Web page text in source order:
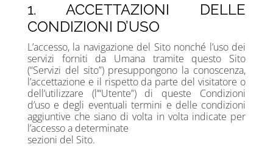
1. ACCETTAZIONI DELLE
CONDIZIONI D’USO
L’accesso, la navigazione del Sito nonché l’uso dei
servizi forniti da Umana tramite questo Sito
(“Servizi del sito”) presuppongono la conoscenza,
l’accettazione e il rispetto da parte del visitatore o
dell’utilizzare (l’“Utente”) di queste Condizioni
d’uso e degli eventuali termini e delle condizioni
aggiuntive che siano di volta in volta indicate per
l’accesso a determinate
sezioni del Sito.